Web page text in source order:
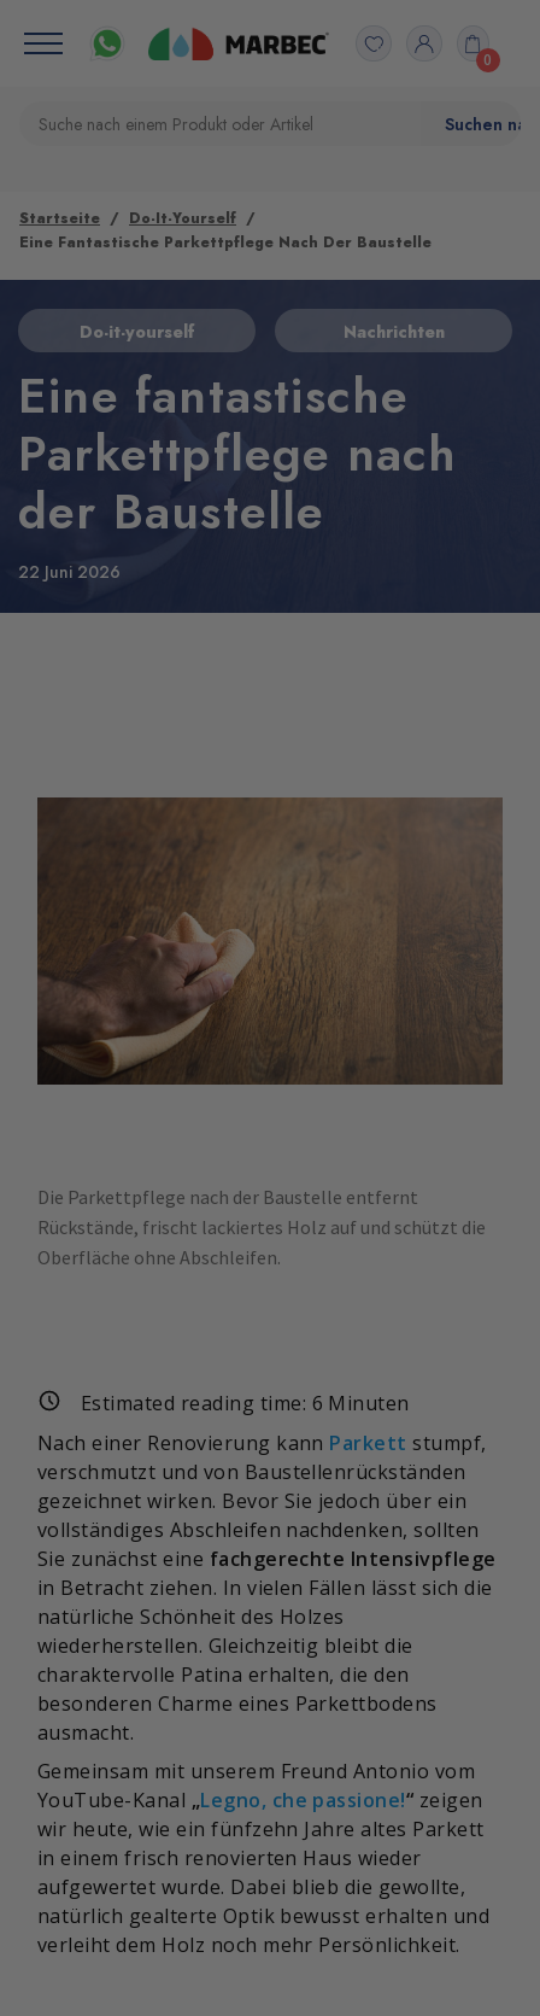
0
Startseite
Do-It-Yourself
Eine Fantastische Parkettpflege Nach Der Baustelle
Do-it-yourself Nachrichten
Eine fantastische
Parkettpflege nach
der Baustelle
22 Juni 2026
Die Parkettpflege nach der Baustelle entfernt
Rückstände, frischt lackiertes Holz auf und schützt die
Oberfläche ohne Abschleifen.
Estimated reading time: 6 Minuten
Nach einer Renovierung kann Parkett stumpf,
verschmutzt und von Baustellenrückständen
gezeichnet wirken. Bevor Sie jedoch über ein
vollständiges Abschleifen nachdenken, sollten
Sie zunächst eine fachgerechte Intensivpflege
in Betracht ziehen. In vielen Fällen lässt sich die
natürliche Schönheit des Holzes
wiederherstellen. Gleichzeitig bleibt die
charaktervolle Patina erhalten, die den
besonderen Charme eines Parkettbodens
ausmacht.
Gemeinsam mit unserem Freund Antonio vom
YouTube-Kanal „Legno, che passione!“ zeigen
wir heute, wie ein fünfzehn Jahre altes Parkett
in einem frisch renovierten Haus wieder
aufgewertet wurde. Dabei blieb die gewollte,
natürlich gealterte Optik bewusst erhalten und
verleiht dem Holz noch mehr Persönlichkeit.